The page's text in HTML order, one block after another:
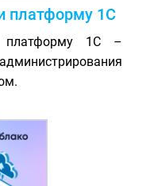
платформу 1С
платформу 1С –